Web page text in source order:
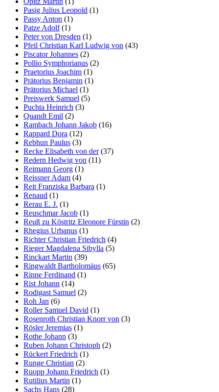
Pasig Julius Leopold (1)
Passy Anton (1)
Patze Adolf(1)
Peter von Dresden (1)
Pfeil Christian Karl Ludwig von (43)
Piscator Johannes (2)
Pollio Symphorianus (2)
Praetorius Joachim (1)
Prätorius Benjamin (1)
Prätorius Michael (1)
Preiswerk Samuel (5)
Puchta Heinrich (3)
Quandt Emil (2)
Rambach Johann Jakob (16)
Rappard Dora (12)
Rebhun Paulus (3)
Recke Elisabeth von der(37)
Redern Hedwig von (11)
Reimann Georg (1)
Reissner Adam (4)
Reit Franziska Barbara (1)
Renaud (1)
Rerau E. J. (1)
Reuschmar Jacob (1)
Reuß zu Köstritz Eleonore Fürstin (2)
Rhegius Urbanus (1)
Richter Christian Friedrich (4)
Rieger Magdalena Sibylla (5)
Rinckart Martin (39)
Ringwaldt Bartholomäus (65)
Rinne Ferdinand (1)
Rist Johann (14)
Rodigast Samuel (2)
Roh Jan (6)
Roller Samuel David (1)
Rosenroth Christian Knorr von (3)
Rösler Jeremias (1)
Rothe Johann (3)
Ruben Johann Christoph (2)
Rückert Friedrich (1)
Runge Christian (2)
Ruopp Johann Friedrich (1)
Rutilius Martin (1)
Sachs Hans (28)